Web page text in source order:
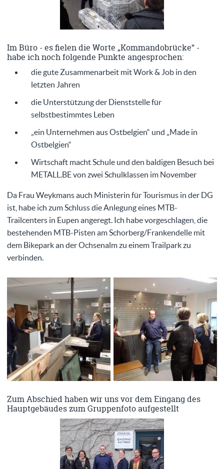
Im Büro - es fielen die Worte „Kommandobrücke“ -
habe ich noch folgende Punkte angesprochen:
die gute Zusammenarbeit mit Work & Job in den
letzten Jahren
die Unterstützung der Dienststelle für
selbstbestimmtes Leben
„ein Unternehmen aus Ostbelgien“ und „Made in
Ostbelgien“
Wirtschaft macht Schule und den baldigen Besuch bei
METALL.BE von zwei Schulklassen im November
Da Frau Weykmans auch Ministerin für Tourismus in der DG
ist, habe ich zum Schluss die Anlegung eines MTB-
Trailcenters in Eupen angeregt. Ich habe vorgeschlagen, die
bestehenden MTB-Pisten am Schorberg/Frankendelle mit
dem Bikepark an der Ochsenalm zu einem Trailpark zu
verbinden.
Zum Abschied haben wir uns vor dem Eingang des
Hauptgebäudes zum Gruppenfoto aufgestellt